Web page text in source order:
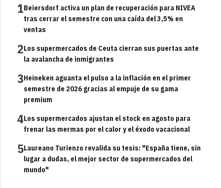
1Beiersdorf activa un plan de recuperación para NIVEA
tras cerrar el semestre con una caída del 3,5% en
ventas
2Los supermercados de Ceuta cierran sus puertas ante
la avalancha de inmigrantes
3Heineken aguanta el pulso a la inflación en el primer
semestre de 2026 gracias al empuje de su gama
premium
4Los supermercados ajustan el stock en agosto para
frenar las mermas por el calor y el éxodo vacacional
5Laureano Turienzo revalida su tesis: "España tiene, sin
lugar a dudas, el mejor sector de supermercados del
mundo"